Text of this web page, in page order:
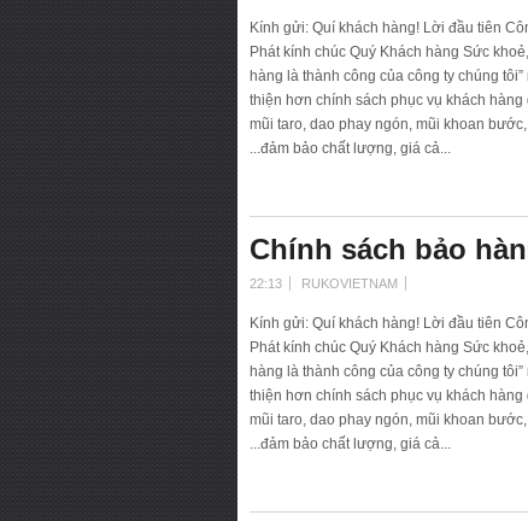
Kính gửi: Quí khách hàng! Lời đầu tiên
Phát kính chúc Quý Khách hàng Sức
hàng là thành công của công ty chúng
thiện hơn chính sách phục vụ khách
mũi taro, dao phay ngón, mũi khoan
...đảm bảo chất lượng, giá cả...
Chính sách bảo
22:13 RUKOVIETNAM
Kính gửi: Quí khách hàng! Lời đầu tiên
Phát kính chúc Quý Khách hàng Sức
hàng là thành công của công ty chúng
thiện hơn chính sách phục vụ khách
mũi taro, dao phay ngón, mũi khoan
...đảm bảo chất lượng, giá cả...